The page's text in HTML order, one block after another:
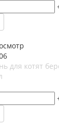
для котят